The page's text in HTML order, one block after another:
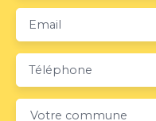
Email
Téléphone
Votre commune